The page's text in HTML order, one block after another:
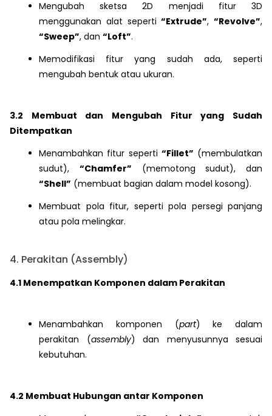
Mengubah sketsa 2D menjadi fitur 3D
menggunakan alat seperti“Extrude”, “Revolve”,
“Sweep”, dan “Loft”.
Memodifikasi fitur yang sudah ada, seperti
mengubah bentuk atau ukuran.
3.2 Membuat dan Mengubah Fitur yang Sudah
Ditempatkan
Menambahkan fitur seperti “Fillet” (membulatkan
sudut), “Chamfer” (memotong sudut), dan
“Shell” (membuat bagian dalam model kosong).
Membuat pola fitur, seperti pola persegi panjang
atau pola melingkar.
4. Perakitan (Assembly)
4.1 Menempatkan Komponen dalam Perakitan
Menambahkan komponen (part) ke dalam
perakitan (assembly) dan menyusunnya sesuai
kebutuhan.
4.2 Membuat Hubungan antar Komponen